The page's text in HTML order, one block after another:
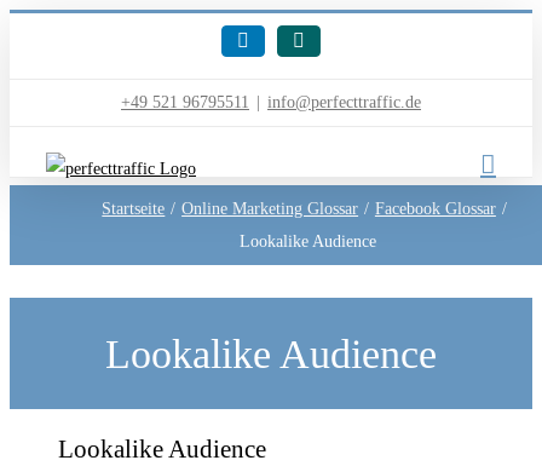
LinkedInXing
+49 521 96795511 info@perfecttraffic.de
Startseite Online Marketing Glossar
Facebook Glossar
Lookalike Audience
Lookalike Audience
Lookalike Audience